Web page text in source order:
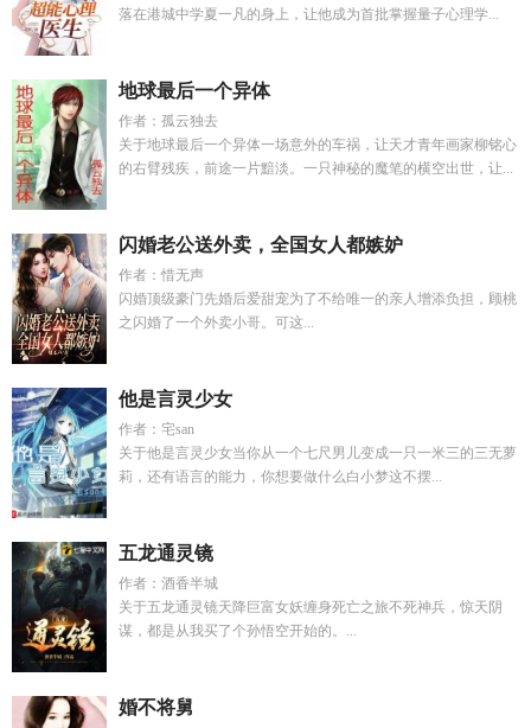
落在港城中学夏一凡的身上，让他成为首批掌握量子心理学...
地球最后一个异体
作者：孤云独去
关于地球最后一个异体一场意外的车祸，让天才青年画家柳铭心
的右臂残疾，前途一片黯淡。一只神秘的魔笔的横空出世，让...
闪婚老公送外卖，全国女人都嫉妒
作者：惜无声
闪婚顶级豪门先婚后爱甜宠为了不给唯一的亲人增添负担，顾桃
之闪婚了一个外卖小哥。可这...
他是言灵少女
作者：宅san
关于他是言灵少女当你从一个七尺男儿变成一只一米三的三无萝
莉，还有语言的能力，你想要做什么白小梦这不摆...
五龙通灵镜
作者：酒香半城
关于五龙通灵镜天降巨富女妖缠身死亡之旅不死神兵，惊天阴
谋，都是从我买了个孙悟空开始的。...
婚不将舅